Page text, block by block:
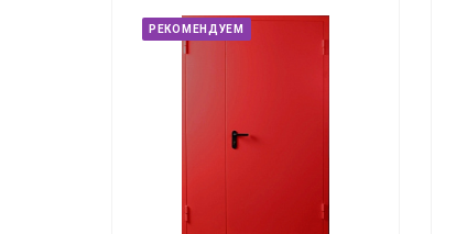
РЕКОМЕНДУЕМ